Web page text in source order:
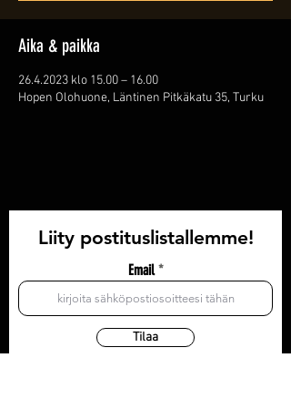
Aika & paikka
26.4.2023 klo 15.00 – 16.00
Hopen Olohuone, Läntinen Pitkäkatu 35, Turku
Liity postituslistallemme!
Email
Tilaa